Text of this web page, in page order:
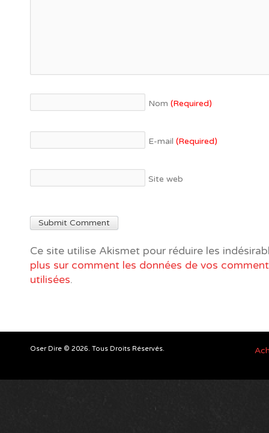
Nom (Required)
E-mail (Required)
Site web
Ce site utilise Akismet pour réduire les
plus sur comment les données de vos
utilisées.
Oser Dire © 2026. Tous Droits Réservés.